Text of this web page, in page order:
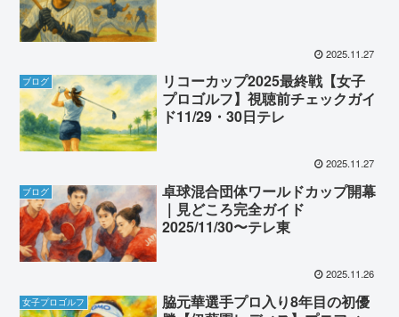
2025.11.27
ブログ
リコーカップ2025最終戦【女子
プロゴルフ】視聴前チェックガイ
ド11/29・30日テレ
2025.11.27
ブログ
卓球混合団体ワールドカップ開幕
｜見どころ完全ガイド
2025/11/30〜テレ東
2025.11.26
女子プロゴルフ
脇元華選手プロ入り8年目の初優